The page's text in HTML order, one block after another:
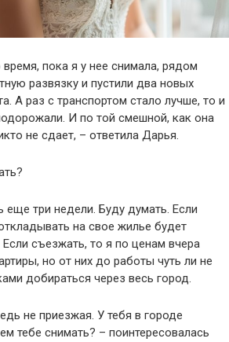
время, пока я у нее снимала, рядом
развязку и пустили два новых
А раз с транспортом стало лучше, то и
И по той смешной, как она
не сдает, – ответила Дарья.
еще три недели. Буду думать. Если
на свое жилье будет
Если съезжать, то я по ценам вчера
но от них до работы чуть ли не
добираться через весь город.
не приезжая. У тебя в городе
тебе снимать? – поинтересовалась